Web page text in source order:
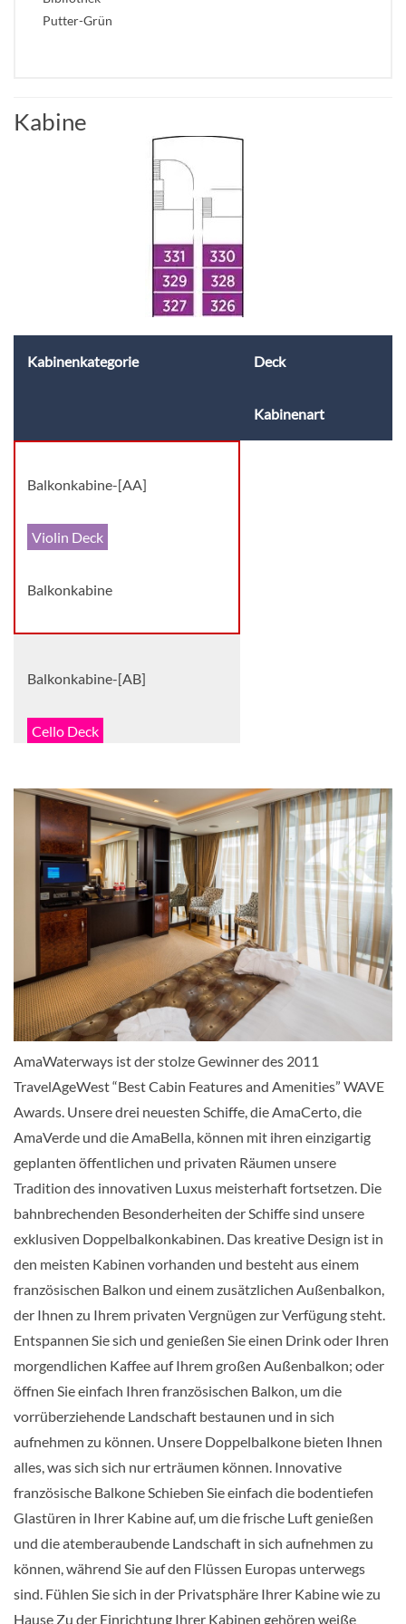
Putter-Grün
Kabine
Kabinenkategorie Deck
Kabinenart
Balkonkabine-[AA]
Violin Deck
Balkonkabine
Balkonkabine-[AB]
Cello Deck
Balkonkabine-[BA]
Violin Deck
Balkonkabine
Balkonkabine-[BB]
Cello Deck
Balkonkabine
Balkonkabine-[C]
Cello Deck
Balkonkabine
AmaWaterways ist der stolze Gewinner des 2011
TravelAgeWest “Best Cabin Features and Amenities” WAVE
Awards. Unsere drei neuesten Schiffe, die AmaCerto, die
AmaVerde und die AmaBella, können mit ihren einzigartig
geplanten öffentlichen und privaten Räumen unsere
Tradition des innovativen Luxus meisterhaft fortsetzen. Die
bahnbrechenden Besonderheiten der Schiffe sind unsere
exklusiven Doppelbalkonkabinen. Das kreative Design ist in
den meisten Kabinen vorhanden und besteht aus einem
französischen Balkon und einem zusätzlichen Außenbalkon,
der Ihnen zu Ihrem privaten Vergnügen zur Verfügung steht.
Entspannen Sie sich und genießen Sie einen Drink oder Ihren
morgendlichen Kaffee auf Ihrem großen Außenbalkon; oder
öffnen Sie einfach Ihren französischen Balkon, um die
vorrüberziehende Landschaft bestaunen und in sich
aufnehmen zu können. Unsere Doppelbalkone bieten Ihnen
alles, was sich sich nur erträumen können. Innovative
französische Balkone Schieben Sie einfach die bodentiefen
Glastüren in Ihrer Kabine auf, um die frische Luft genießen
und die atemberaubende Landschaft in sich aufnehmen zu
können, während Sie auf den Flüssen Europas unterwegs
sind. Fühlen Sie sich in der Privatsphäre Ihrer Kabine wie zu
Hause Zu der Einrichtung Ihrer Kabinen gehören weiße